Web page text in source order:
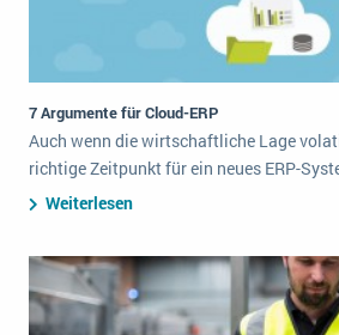
7 Argumente für Cloud-ERP
Auch wenn die wirtschaftliche Lage
richtige Zeitpunkt für ein neues ERP-
Weiterlesen